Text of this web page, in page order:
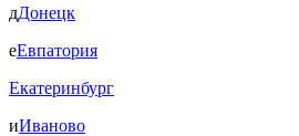
дДонецк
еЕвпатория
Екатеринбург
иИваново